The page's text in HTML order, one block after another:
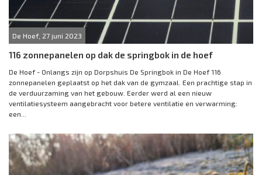
De Hoef, 27 juni 2023
116 zonnepanelen op dak de springbok in de hoef
De Hoef - Onlangs zijn op Dorpshuis De Springbok in De Hoef 116
zonnepanelen geplaatst op het dak van de gymzaal. Een prachtige stap in
de verduurzaming van het gebouw. Eerder werd al een nieuw
ventilatiesysteem aangebracht voor betere ventilatie en verwarming:
een...